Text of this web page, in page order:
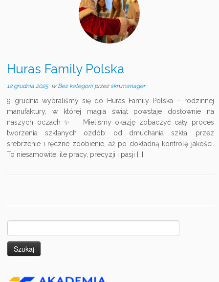
Huras Family Polska
12 grudnia 2025w Bez kategorii przezskn.manager
9 grudnia wybraliśmy się do Huras Family Polska – rodzinnej
manufaktury, w której magia świąt powstaje dosłownie na
naszych oczach ✨ Mieliśmy okazję zobaczyć cały proces
tworzenia szklanych ozdób: od dmuchania szkła, przez
srebrzenie i ręczne zdobienie, aż po dokładną kontrolę jakości.
To niesamowite, ile pracy, precyzji i pasji […]